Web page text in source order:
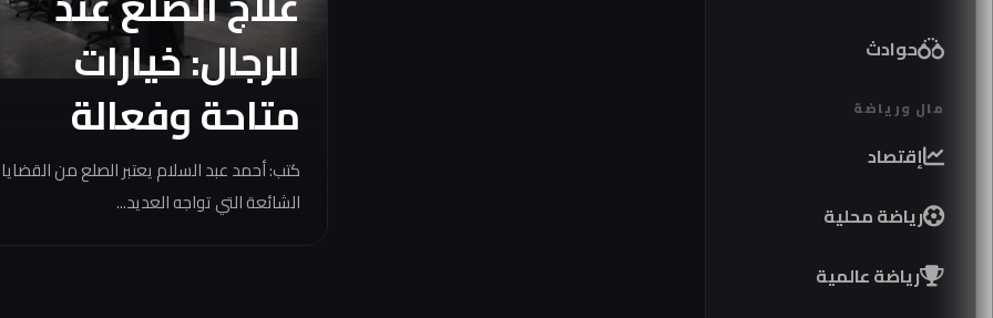
حوادث
مال ورياضة
إقتصاد
رياضة محلية
رياضة عالمية
الرجال: خيارات
متاحة وفعالة
كتب: أحمد عبد السلام يعتبر الصلع من القضايا
الشائعة التي تواجه العديد...